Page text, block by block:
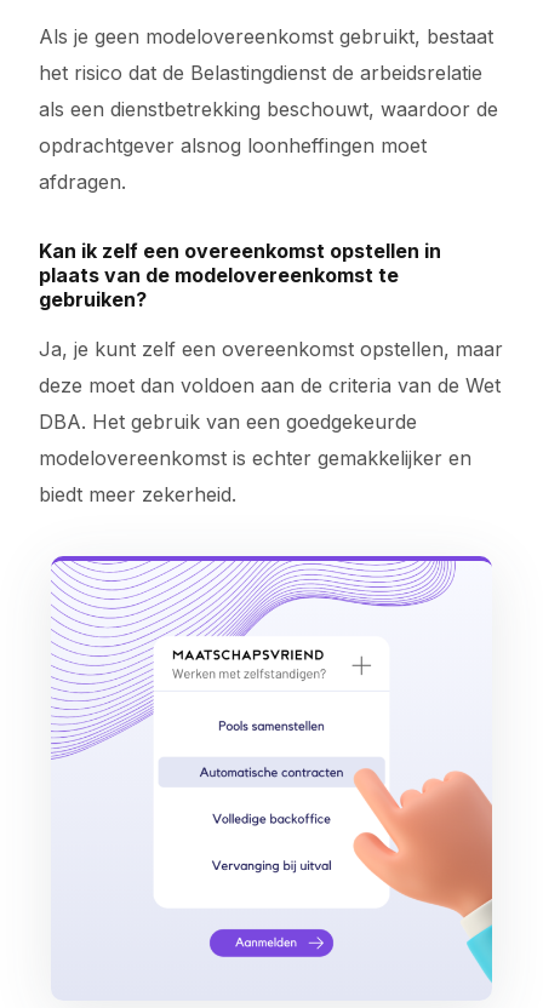
Als je geen modelovereenkomst gebruikt, bestaat
het risico dat de Belastingdienst de arbeidsrelatie
als een dienstbetrekking beschouwt, waardoor de
opdrachtgever alsnog loonheffingen moet
afdragen.
Kan ik zelf een overeenkomst opstellen in
plaats van de modelovereenkomst te
gebruiken?
Ja, je kunt zelf een overeenkomst opstellen, maar
deze moet dan voldoen aan de criteria van de Wet
DBA. Het gebruik van een goedgekeurde
modelovereenkomst is echter gemakkelijker en
biedt meer zekerheid.